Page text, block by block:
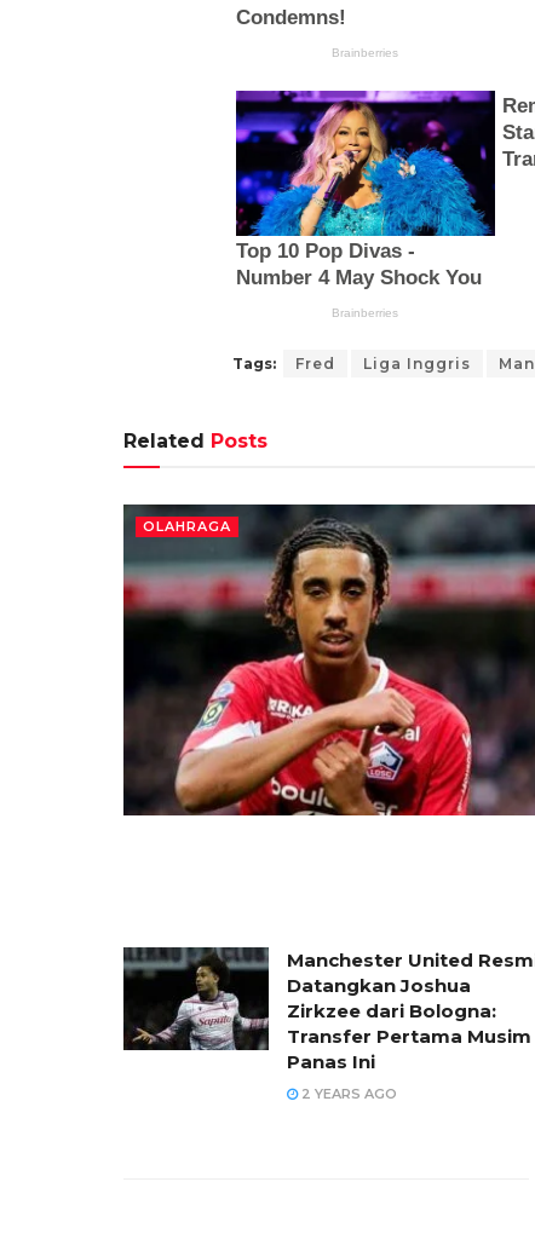
Tags: Fred Liga Inggris
Related Posts
OLAHRAGA
Manchester United
Datangkan Joshua
Zirkzee dari Bologna:
Transfer Pertama Musim
Panas Ini
2 YEARS AGO